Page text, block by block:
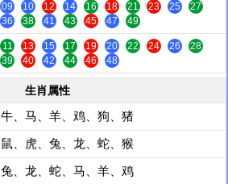
09 10 12 14 16 18 21 23 25
27
36 38 41 43 45 47 49
11 13 15 17 19 20 22 24 26
28
39 40 42 44 46 48
生肖属性
牛、马、羊、鸡、狗、猪
鼠、虎、兔、龙、蛇、猴
兔、龙、蛇、马、羊、鸡